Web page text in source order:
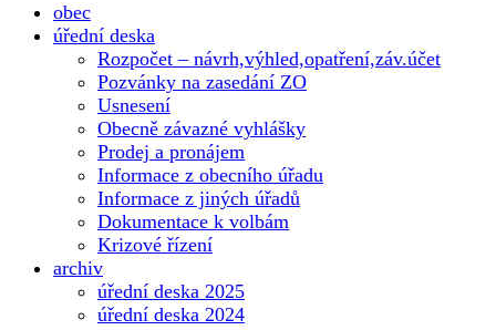
obec
úřední deska
Rozpočet – návrh,výhled,opatření,záv.účet
Pozvánky na zasedání ZO
Usnesení
Obecně závazné vyhlášky
Prodej a pronájem
Informace z obecního úřadu
Informace z jiných úřadů
Dokumentace k volbám
Krizové řízení
archiv
úřední deska 2025
úřední deska 2024